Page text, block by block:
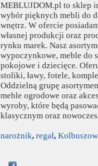
MEBLUJDOM.pl to sklep
wybór pięknych mebli do
wnętrz. W ofercie
własnej produkcji oraz
rynku marek. Nasz
wypoczynkowe, meble do
pokojowe i dziecięce.
stoliki, ławy, fotele,
Oddzielną grupę
meble ogrodowe oraz
wyroby, które będą
klasycznym oraz
narożnik, regał,